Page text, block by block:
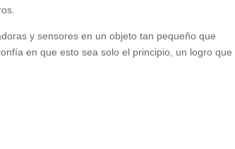
y sensores en un objeto tan pequeño que
en que esto sea solo el principio, un logro que